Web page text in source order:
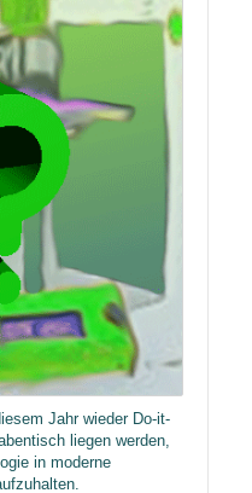
Jahr wieder Do-it-
liegen werden,
in moderne